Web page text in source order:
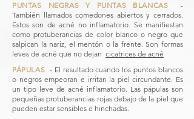
PUNTAS NEGRAS Y PUNTAS BLANCAS ​-
También llamados comedones abiertos y cerrados.
Estos son de acné no inflamatorio. Se manifiestan
como protuberancias de color blanco o negro que
salpican la nariz, el mentón o la frente. Son formas
leves de acné que no dejan cicatrices de acné
PÁPULAS - El resultado cuando los puntos blancos
o negros empeoran e irritan la piel circundante. Es
un tipo leve de acné inflamatorio. Las pápulas son
pequeñas protuberancias rojas debajo de la piel que
pueden estar sensibles e hinchadas.